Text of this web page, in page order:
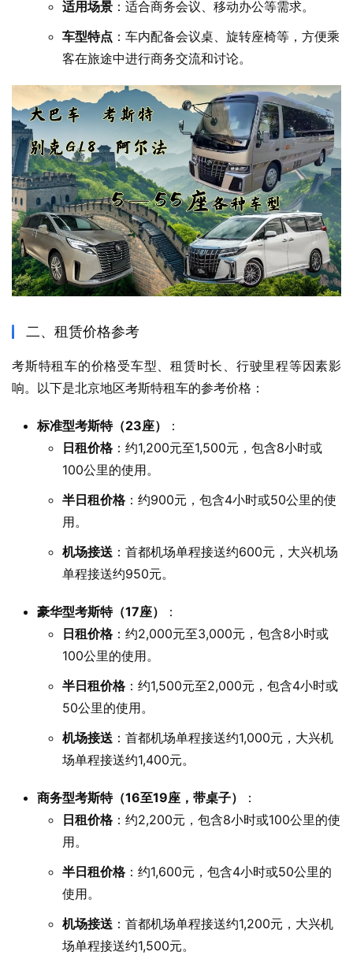
适用场景 ：​适合商务会议、移动办公等需求。​
车型特点 ：​车内配备会议桌、旋转座椅等，方便乘
客在旅途中进行商务交流和讨论。
二、租赁价格参考
考斯特租车的价格受车型、租赁时长、行驶里程等因素影
响。以下是北京地区考斯特租车的参考价格：​
标准型考斯特（23座）
：
日租价格：​约1,200元至1,500元，包含8小时或
100公里的使用。​
半日租价格：​约900元，包含4小时或50公里的使
用。​
机场接送 ：​首都机场单程接送约600元，大兴机场
单程接送约950元。​
豪华型考斯特（17座）
：
日租价格：​约2,000元至3,000元，包含8小时或
100公里的使用。​
半日租价格：​约1,500元至2,000元，包含4小时或
50公里的使用。​
机场接送 ：​首都机场单程接送约1,000元，大兴机
场单程接送约1,400元。​
商务型考斯特（16至19座，带桌子）
：
日租价格：​约2,200元，包含8小时或100公里的使
用。​
半日租价格：​约1,600元，包含4小时或50公里的
使用。​
机场接送 ：​首都机场单程接送约1,200元，大兴机
场单程接送约1,500元。​